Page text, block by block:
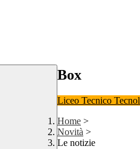
Box
Liceo Tecnico
Home >
Novità >
Le notizie